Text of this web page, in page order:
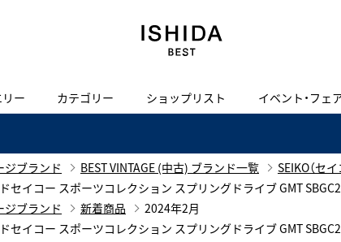
amazfit
アマズフィット
買取り・下取り・委託サービスについて
検索
ヴィンテージブランド一覧はこちら
ー カテゴリー
限定商品
ショップリスト
ISHIDA表参道
Luxury Time Lounge
イベント・フェ
採用情報
BLOG
X
ジブランド BEST VINTAGE (中古) ブランド一覧
SEIKO（セイ
ドセイコー スポーツコレクション スプリングドライブ GMT
ジブランド
新着商品
2024年2月
ドセイコー スポーツコレクション スプリングドライブ GMT